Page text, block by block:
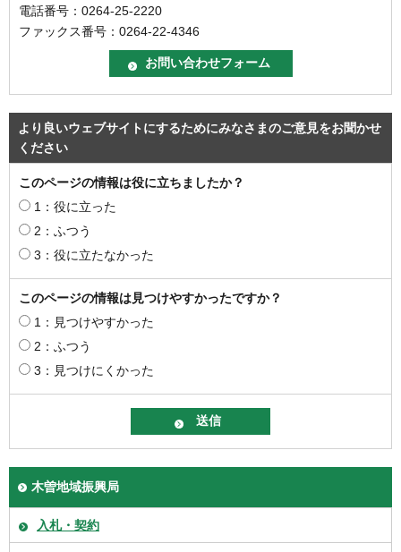
電話番号：0264-25-2220
ファックス番号：0264-22-4346
より良いウェブサイトにするためにみなさまのご意見をお聞かせ
ください
このページの情報は役に立ちましたか？
1：役に立った
2：ふつう
3：役に立たなかった
このページの情報は見つけやすかったですか？
1：見つけやすかった
2：ふつう
3：見つけにくかった
木曽地域振興局
入札・契約